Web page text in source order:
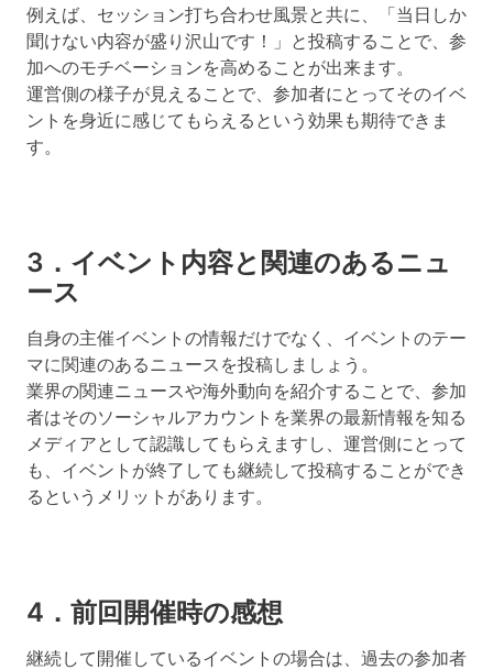
例えば、セッション打ち合わせ風景と共に、「当日しか
聞けない内容が盛り沢山です！」と投稿することで、参
加へのモチベーションを高めることが出来ます。
運営側の様子が見えることで、参加者にとってそのイベ
ントを身近に感じてもらえるという効果も期待できま
す。
3．イベント内容と関連のあるニュ
ース
自身の主催イベントの情報だけでなく、イベントのテー
マに関連のあるニュースを投稿しましょう。
業界の関連ニュースや海外動向を紹介することで、参加
者はそのソーシャルアカウントを業界の最新情報を知る
メディアとして認識してもらえますし、 運営側にとって
も、イベントが終了しても継続して投稿することができ
るというメリットがあります。
4．前回開催時の感想
継続して開催しているイベントの場合は、過去の参加者